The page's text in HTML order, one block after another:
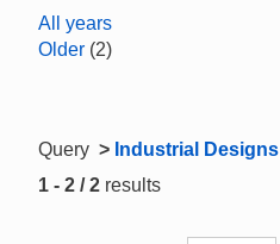
All years
Older (2)
Query > Industrial Designs
1 - 2 / 2 results